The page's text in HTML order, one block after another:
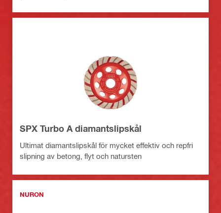
SPX Turbo A diamantslipskål
Ultimat diamantslipskål för mycket effektiv och repfri
slipning av betong, flyt och natursten
NURON